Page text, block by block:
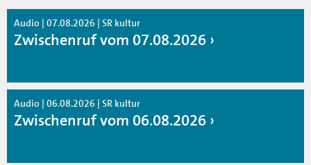
Audio | 07.08.2026 | SR kultur
Zwischenruf vom 07.08.2026
Audio | 06.08.2026 | SR kultur
Zwischenruf vom 06.08.2026